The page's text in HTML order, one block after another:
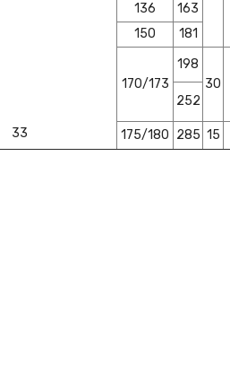
33
136
163
150
181
170/173
198
30
252
175/180 285 15